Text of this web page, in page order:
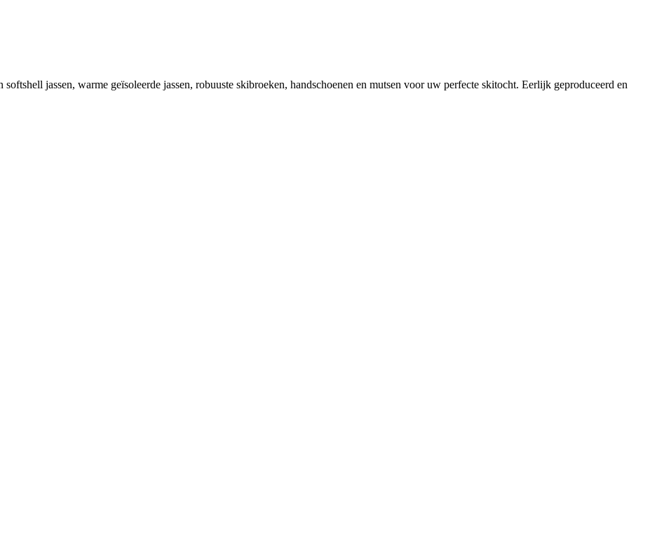
jassen, warme geïsoleerde jassen, robuuste skibroeken, handschoenen en mutsen voor uw perfecte skitocht. Eerlijk geproduceerd en